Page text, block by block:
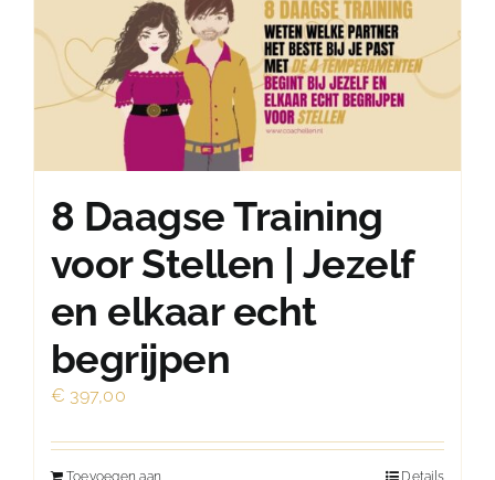
8 Daagse Training
voor Stellen | Jezelf
en elkaar echt
begrijpen
€ 397,00
Toevoegen aan Details